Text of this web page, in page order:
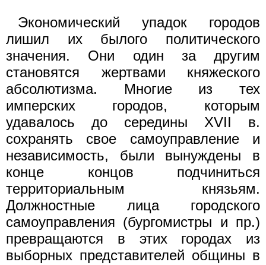
Экономический упадок городов
лишил их былого политического
значения. Они один за другим
становятся жертвами княжеского
абсолютизма. Многие из тех
имперских городов, которым
удавалось до середины XVII в.
сохранять свое самоуправление и
независимость, были вынуждены в
конце концов подчиниться
территориальным князьям.
Должностные лица городского
самоуправления (бургомистры и пр.)
превращаются в этих городах из
выборных представителей общины в